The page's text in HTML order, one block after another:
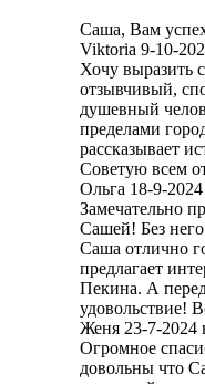
Саша, Вам
Viktoria 9-10-
Хочу выразить
отзывчивый,
душевный
пределами
рассказывает
Советую всем
Ольга 18-9-
Замечательно
Сашей! Без
Саша отлично
предлагает
Пекина. А
удовольствие!
Женя 23-7-2024
Огромное
довольны что